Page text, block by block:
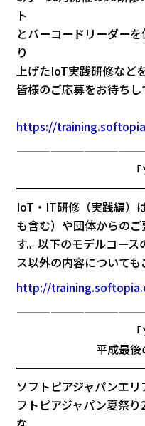
ト
とバーコードリーダー
り
上げたIoT実践研修など
皆様のご応募をお待ちし
https://
「ソフトピア
IoT・IT研修（実践編）
も含む）や団体からの
す。以下のモデルコー
ス以外の内容についても
http://
「ソフトピア
平成最後の夏祭
ソフトピアジャパンエ
フトピアジャパン夏祭